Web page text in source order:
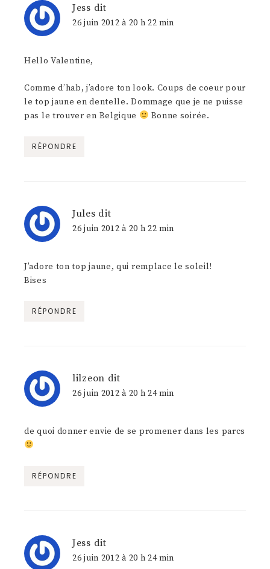
Jess dit
26 juin 2012 à 20 h 22 min
Hello Valentine,
Comme d’hab, j’adore ton look. Coups de coeur pour
le top jaune en dentelle. Dommage que je ne puisse
pas le trouver en Belgique
Bonne soirée.
RÉPONDRE
Jules dit
26 juin 2012 à 20 h 22 min
J’adore ton top jaune, qui remplace le soleil!
Bises
RÉPONDRE
lilzeon dit
26 juin 2012 à 20 h 24 min
de quoi donner envie de se promener dans les parcs
RÉPONDRE
Jess dit
26 juin 2012 à 20 h 24 min